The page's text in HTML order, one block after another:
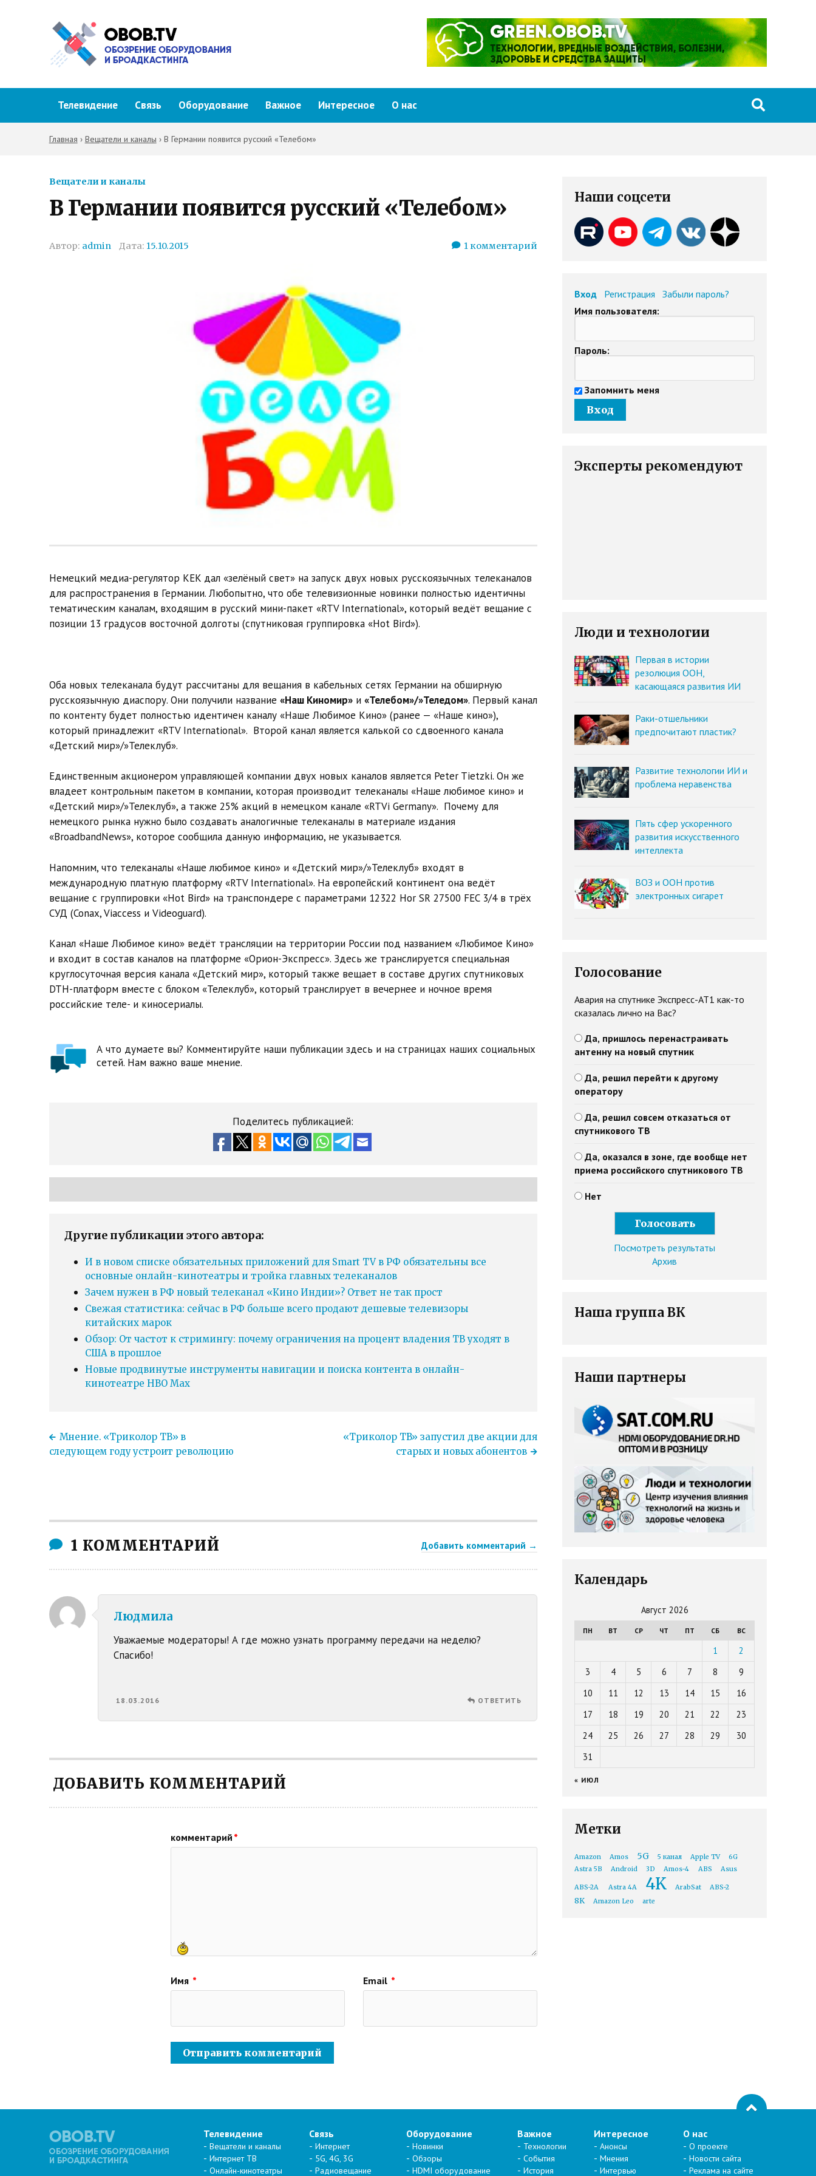
Телевидение Связь Оборудование Важное Интересное О нас
Главная › Вещатели и каналы › В Германии появится русский «Телебом»
Вещатели и каналы
В Германии появится русский «Телебом»
Автор: admin Дата: 15.10.2015 1комментарий
Немецкий медиа-регулятор KEK дал «зелёный свет» на запуск двух новых русскоязычных телеканалов
для распространения в Германии. Любопытно, что обе телевизионные новинки полностью идентичны
тематическим каналам, входящим в русский мини-пакет «RTV International», который ведёт вещание с
позиции 13 градусов восточной долготы (спутниковая группировка «Hot Bird»).
Оба новых телеканала будут рассчитаны для вещания в кабельных сетях Германии на обширную
русскоязычную диаспору. Они получили название «Наш Киномир»и «Телебом»/»Теледом». Первый канал
по контенту будет полностью идентичен каналу «Наше Любимое Кино» (ранее — «Наше кино»),
который принадлежит «RTV International». Второй канал является калькой со сдвоенного канала
«Детский мир»/»Телеклуб».
Единственным акционером управляющей компании двух новых каналов является Peter Tietzki. Он же
владеет контрольным пакетом в компании, которая производит телеканалы «Наше любимое кино» и
«Детский мир»/»Телеклуб», а также 25% акций в немецком канале «RTVi Germany». Почему для
немецкого рынка нужно было создавать аналогичные телеканалы в материале издания
«BroadbandNews», которое сообщила данную информацию, не указывается.
Напомним, что телеканалы «Наше любимое кино» и «Детский мир»/»Телеклуб» входят в
международную платную платформу «RTV International». На европейский континент она ведёт
вещание с группировки «Hot Bird» на транспондере с параметрами 12322 Hor SR 27500 FEC 3/4 в трёх
СУД (Conax, Viaccess и Videoguard).
Канал «Наше Любимое кино» ведёт трансляции на территории России под названием «Любимое Кино»
и входит в состав каналов на платформе «Орион-Экспресс». Здесь же транслируется специальная
круглосуточная версия канала «Детский мир», который также вещает в составе других спутниковых
DTH-платформ вместе с блоком «Телеклуб», который транслирует в вечернее и ночное время
российские теле- и киносериалы.
А что думаете вы? Комментируйте наши публикации здесь и на страницах наших социальных
сетей. Нам важно ваше мнение.
Поделитесь публикацией:
Другие публикации этого автора:
И в новом списке обязательных приложений для Smart TV в РФ обязательны все
основные онлайн-кинотеатры и тройка главных телеканалов
Зачем нужен в РФ новый телеканал «Кино Индии»? Ответ не так прост
Свежая статистика: сейчас в РФ больше всего продают дешевые телевизоры
китайских марок
Обзор: От частот к стримингу: почему ограничения на процент владения ТВ уходят в
США в прошлое
Новые продвинутые инструменты навигации и поиска контента в онлайн-
кинотеатре HBO Max
Мнение. «Триколор ТВ» в
следующем году устроит революцию
«Триколор ТВ» запустил две акции для
старых и новых абонентов
1 КОММЕНТАРИЙ Добавить комментарий →
Людмила
Уважаемые модераторы! А где можно узнать программу передачи на неделю?
Спасибо!
18.03.2016 ОТВЕТИТЬ
ДОБАВИТЬ КОММЕНТАРИЙ
комментарий *
Имя * Email *
Наши соцсети
Вход Регистрация
Забыли пароль?
Имя пользователя:
Пароль:
Запомнить меня
Эксперты рекомендуют
Люди и технологии
Первая в истории
резолюция ООН,
касающаяся развития ИИ
Раки-отшельники
предпочитают пластик?
Развитие технологии ИИ и
проблема неравенства
Пять сфер ускоренного
развития искусственного
интеллекта
ВОЗ и ООН против
электронных сигарет
Голосование
Авария на спутнике Экспресс-АТ1 как-то
сказалась лично на Вас?
Да, пришлось перенастраивать
антенну на новый спутник
Да, решил перейти к другому
оператору
Да, решил совсем отказаться от
спутникового ТВ
Да, оказался в зоне, где вообще нет
приема российского спутникового ТВ
Нет
Посмотреть результаты
Архив
Наша группа ВК
Наши партнеры
Календарь
Август 2026
ПН ВТ СР ЧТ ПТ СБ ВС
1
2
3
4 5 6 7 8
9
10
11 12 13 14 15
16
17
18 19 20 21 22
23
24
25 26 27 28 29
30
31
« ИЮЛ
Метки
Amazon Amos 5G 5 канал Apple TV
6G
Astra 5B
Android 3D Amos-4 ABS Asus
ABS-2A Astra 4A 4K ArabSat ABS-2
8K Amazon Leo arte
Телевидение
Вещатели и каналы
Интернет ТВ
Онлайн-кинотеатры
Связь
Интернет
5G, 4G, 3G
Радиовещание
Оборудование
Новинки
Обзоры
HDMI оборудование
Важное
Технологии
События
История
Интересное
Анонсы
Мнения
Интервью
О нас
О проекте
Новости сайта
Реклама на сайте